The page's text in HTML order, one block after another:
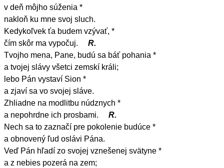
v deň môjho súženia *
nakloň ku mne svoj sluch.
Kedykoľvek ťa budem vzývať, *
čím skôr ma vypočuj.
R.
Tvojho mena, Pane, budú sa báť pohania *
a tvojej slávy všetci zemskí králi;
lebo Pán vystaví Sion *
a zjaví sa vo svojej sláve.
Zhliadne na modlitbu núdznych *
a nepohrdne ich prosbami.
R.
Nech sa to zaznačí pre pokolenie budúce *
a obnovený ľud oslávi Pána.
Veď Pán hľadí zo svojej vznešenej svätyne *
a z nebies pozerá na zem;